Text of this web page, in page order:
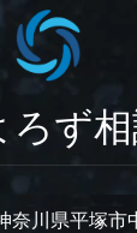
ろず
川県平塚市